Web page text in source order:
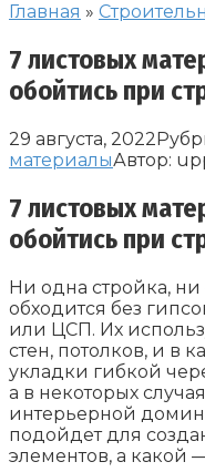
Главная »
7 листовых
обойтись при
29 августа, 2022
материалыАвтор:
7 листовых
обойтись при
Ни одна стройка,
обходится без
или ЦСП. Их
стен, потолков, и в
укладки гибкой
а в некоторых
интерьерной
подойдет для
элементов, а